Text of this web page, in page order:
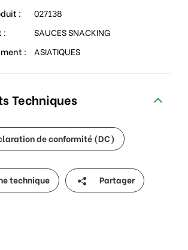
:
027138
:
SAUCES SNACKING
:
ASIATIQUES
Techniques
de conformité (DC)
technique Partager